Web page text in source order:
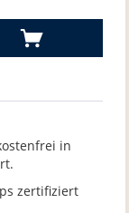
in
zertifiziert